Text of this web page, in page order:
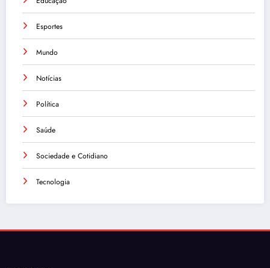
Esportes
Mundo
Notícias
Política
Saúde
Sociedade e Cotidiano
Tecnologia